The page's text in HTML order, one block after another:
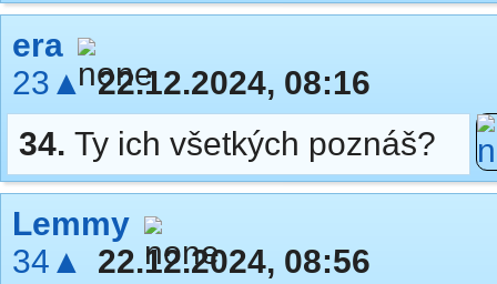
era
23▲ 22.12.2024, 08:16
34. Ty ich všetkých poznáš?
Lemmy
34▲
22.12.2024, 08:56